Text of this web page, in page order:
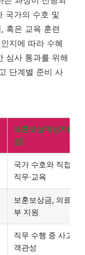
국가의 수호 및
혹은 교육 훈련
지에 따라 수혜
심사 통과를 위해
단계별 준비 사
보훈보상대상자(재
경)
국가 수호와 직접 관
직무·교육
보훈보상금, 의료 지
부 지원
직무 수행 중 사고 및
객관성